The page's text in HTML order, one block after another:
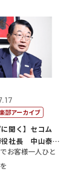
部アーカイブ
に聞く】セコム
役社長 中山泰
お客様一人ひと